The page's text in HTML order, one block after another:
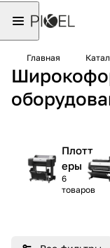
Главная
Плотт
еры
6
товаров